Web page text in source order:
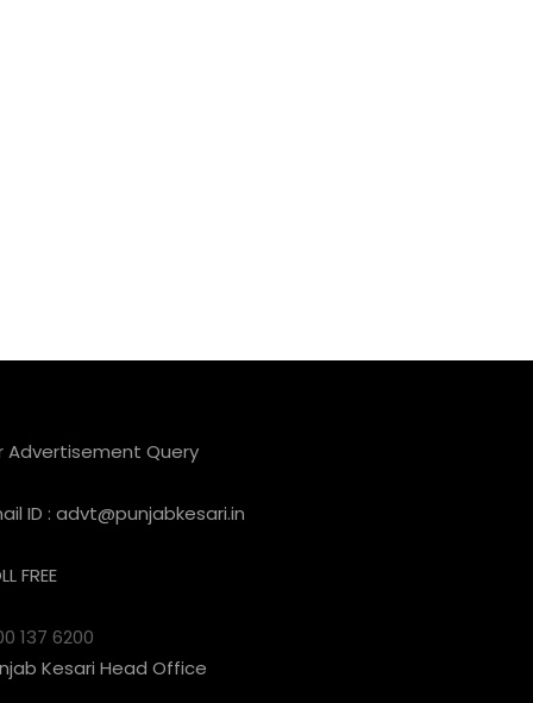
Advertisement Query
ID : advt@punjabkesari.in
FREE
137 6200
Kesari Head Office